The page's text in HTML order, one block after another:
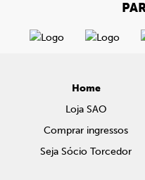
Home
Loja SAO
Comprar ingressos
Seja Sócio Torcedor